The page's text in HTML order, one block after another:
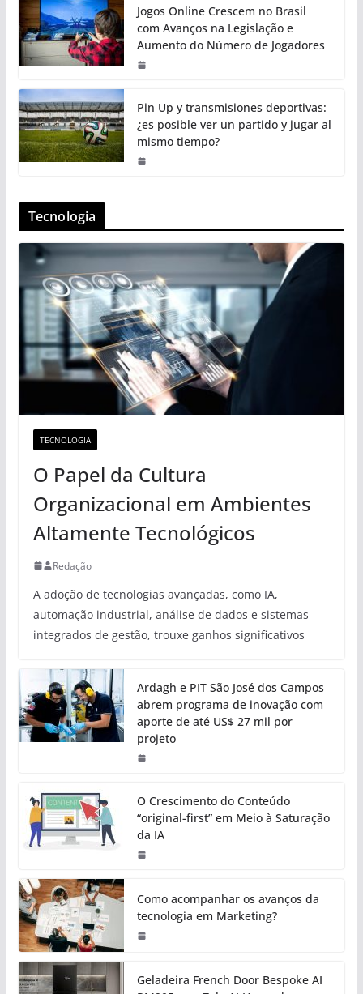
Jogos Online Crescem no Brasil
com Avanços na Legislação e
Aumento do Número de Jogadores
Pin Up y transmisiones deportivas:
¿es posible ver un partido y jugar al
mismo tiempo?
Tecnologia
TECNOLOGIA
O Papel da Cultura
Organizacional em Ambientes
Altamente Tecnológicos
Redação
A adoção de tecnologias avançadas, como IA,
automação industrial, análise de dados e sistemas
integrados de gestão, trouxe ganhos significativos
Ardagh e PIT São José dos Campos
abrem programa de inovação com
aporte de até US$ 27 mil por
projeto
O Crescimento do Conteúdo
“original-first” em Meio à Saturação
da IA
Como acompanhar os avanços da
tecnologia em Marketing?
Geladeira French Door Bespoke AI